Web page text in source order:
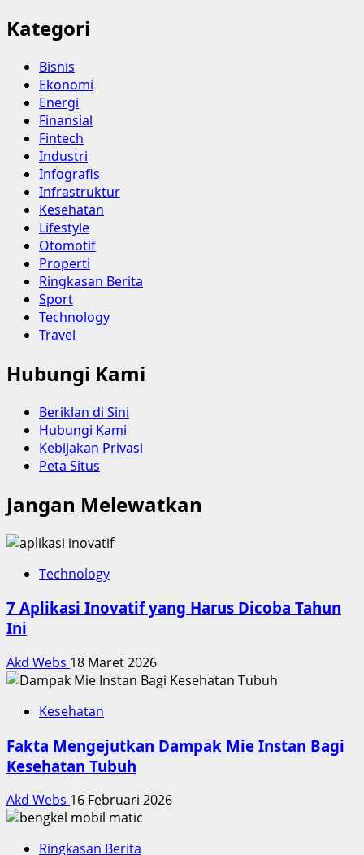
Kategori
Bisnis
Ekonomi
Energi
Finansial
Fintech
Industri
Infografis
Infrastruktur
Kesehatan
Lifestyle
Otomotif
Properti
Ringkasan Berita
Sport
Technology
Travel
Hubungi Kami
Beriklan di Sini
Hubungi Kami
Kebijakan Privasi
Peta Situs
Jangan Melewatkan
Technology
7 Aplikasi Inovatif yang Harus Dicoba Tahun
Ini
Akd Webs 18 Maret 2026
Kesehatan
Fakta Mengejutkan Dampak Mie Instan Bagi
Kesehatan Tubuh
Akd Webs 16 Februari 2026
Ringkasan Berita